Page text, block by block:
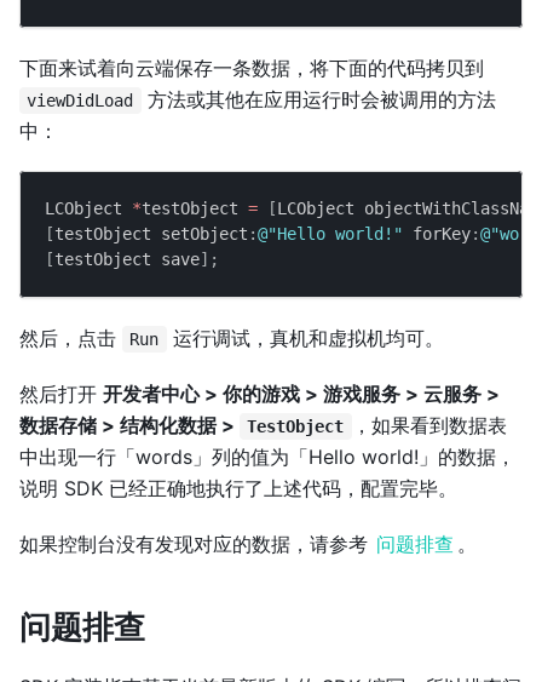
下面来试着向云端保存一条数据，将下面的代码拷贝到
viewDidLoad
方法或其他在应用运行时会被调用的方法
中：
LCObject *testObject = [LCObject
[testObject setObject :@"Hello world!" forKey:
[testObject save] ;
然后，点击 Run 运行调试，真机和虚拟机均可。
然后打开 开发者中心 > 你的游戏 > 游戏服务 > 云服务 >
数据存储 > 结构化数据 > TestObject
，如果看到数据表
中出现一行「words」列的值为「Hello world!」的数据，
说明 SDK 已经正确地执行了上述代码，配置完毕。
如果控制台没有发现对应的数据，请参考 问题排查 。
问题排查